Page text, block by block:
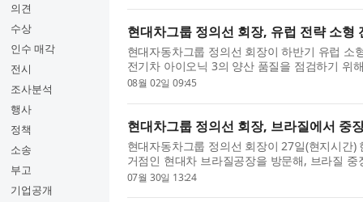
의견
수상
인수 매각
전시
조사분석
행사
정책
소송
부고
기업공개
현대차그룹 정의선 회장, 유럽 전략 소형
현대자동차그룹 정의선 회장이 하반기 유럽 소
전기차 아이오닉 3의 양산 품질을 점검하기 위
선 회장은 지난 7월 30일(현지 시간) 이스탄불
08월 02일 09:45
현대차그룹 정의선 회장, 브라질에서 중
현대자동차그룹 정의선 회장이 27일(현지시간
거점인 현대차 브라질공장을 방문해, 브라질
령 브라질 국빈 방문과 연계해 한국 경제사절단
07월 30일 13:24